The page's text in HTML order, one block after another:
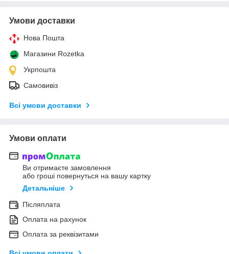
Умови доставки
Нова Пошта
Магазини Rozetka
Укрпошта
Самовивіз
Всі умови доставки
Умови оплати
Ви отримаєте замовлення
або гроші повернуться на вашу картку
Детальніше
Післяплата
Оплата на рахунок
Оплата за реквізитами